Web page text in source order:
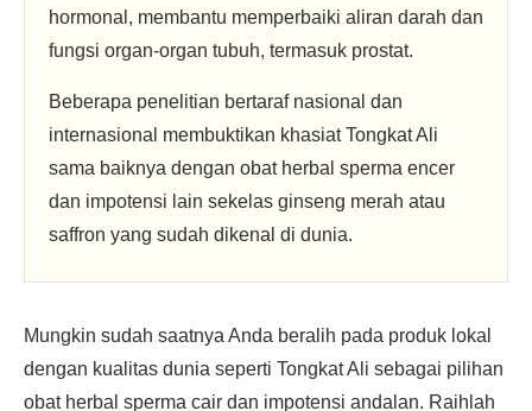
hormonal, membantu memperbaiki aliran darah dan
fungsi organ-organ tubuh, termasuk prostat.
Beberapa penelitian bertaraf nasional dan
internasional membuktikan khasiat Tongkat Ali
sama baiknya dengan obat herbal sperma encer
dan impotensi lain sekelas ginseng merah atau
saffron yang sudah dikenal di dunia.
Mungkin sudah saatnya Anda beralih pada produk lokal
dengan kualitas dunia seperti Tongkat Ali sebagai pilihan
obat herbal sperma cair dan impotensi andalan. Raihlah